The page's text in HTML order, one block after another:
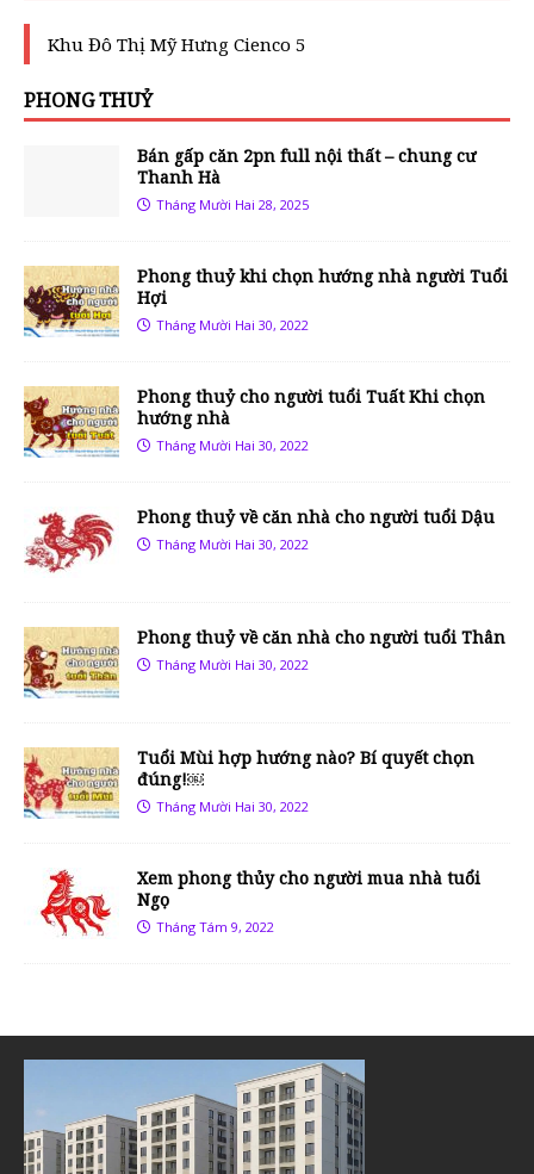
Khu Đô Thị Mỹ Hưng Cienco 5
PHONG THUỶ
Bán gấp căn 2pn full nội thất – chung cư
Thanh Hà
Tháng Mười Hai 28, 2025
Phong thuỷ khi chọn hướng nhà người Tuổi
Hợi
Tháng Mười Hai 30, 2022
Phong thuỷ cho người tuổi Tuất Khi chọn
hướng nhà
Tháng Mười Hai 30, 2022
Phong thuỷ về căn nhà cho người tuổi Dậu
Tháng Mười Hai 30, 2022
Phong thuỷ về căn nhà cho người tuổi Thân
Tháng Mười Hai 30, 2022
Tuổi Mùi hợp hướng nào? Bí quyết chọn
đúng!￼
Tháng Mười Hai 30, 2022
Xem phong thủy cho người mua nhà tuổi
Ngọ
Tháng Tám 9, 2022